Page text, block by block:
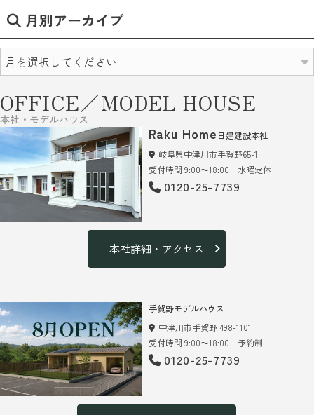
月別アーカイブ
OFFICE／MODEL HOUSE
本社・モデルハウス
Raku Home 日建建設本社
岐阜県中津川市手賀野65-1
受付時間 9:00～18:00 水曜定休
0120-25-7739
本社詳細・アクセス
手賀野モデルハウス
中津川市手賀野 498-1101
受付時間 9:00～18:00 予約制
0120-25-7739